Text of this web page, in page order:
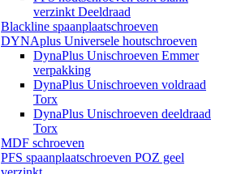
verzinkt Deeldraad
Blackline spaanplaatschroeven
DYNAplus Universele houtschroeven
DynaPlus Unischroeven Emmer
verpakking
DynaPlus Unischroeven voldraad
Torx
DynaPlus Unischroeven deeldraad
Torx
MDF schroeven
PFS spaanplaatschroeven POZ geel